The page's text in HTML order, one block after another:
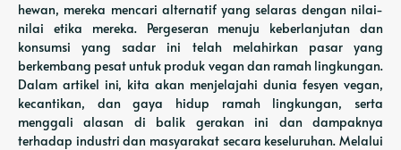
hewan, mereka mencari alternatif yang selaras dengan nilai-
nilai etika mereka. Pergeseran menuju keberlanjutan dan
konsumsi yang sadar ini telah melahirkan pasar yang
berkembang pesat untuk produk vegan dan ramah lingkungan.
Dalam artikel ini, kita akan menjelajahi dunia fesyen vegan,
kecantikan, dan gaya hidup ramah lingkungan, serta
menggali alasan di balik gerakan ini dan dampaknya
terhadap industri dan masyarakat secara keseluruhan. Melalui